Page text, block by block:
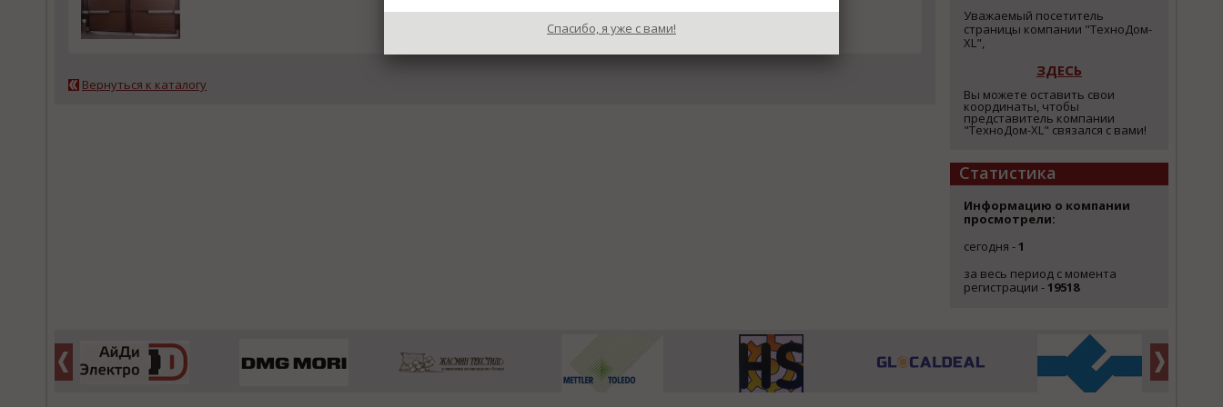
Вернуться к каталогу
Уважаемый посетитель
страницы компании "ТехноДом-
XL",
ЗДЕСЬ
Вы можете оставить свои
координаты, чтобы
представитель компании
"ТехноДом-XL" связался с вами!
Статистика
Информацию о компании
просмотрели:
сегодня -1
за весь период с момента
регистрации -19518
Спасибо, я уже с вами!